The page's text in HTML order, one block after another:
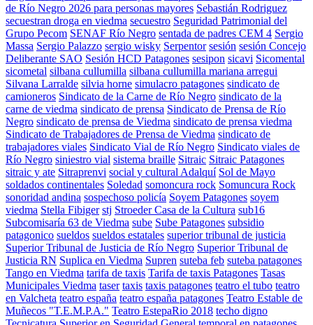
de Río Negro 2026 para personas mayores Sebastián Rodriguez
secuestran droga en viedma secuestro Seguridad Patrimonial del
Grupo Pecom SENAF Río Negro sentada de padres CEM 4 Sergio
Massa Sergio Palazzo sergio wisky Serpentor sesión sesión Concejo
Deliberante SAO Sesión HCD Patagones sesipon sicavi Sicomental
sicometal silbana cullumilla silbana cullumilla mariana arregui
Silvana Larralde silvia horne simulacro patagones sindicato de
camioneros Sindicato de la Carne de Río Negro sindicato de la
carne de viedma sindicato de prensa Sindicato de Prensa de Río
Negro sindicato de prensa de Viedma sindicato de prensa viedma
Sindicato de Trabajadores de Prensa de Viedma sindicato de
trabajadores viales Sindicato Vial de Río Negro Sindicato viales de
Río Negro siniestro vial sistema braille Sitraic Sitraic Patagones
sitraic y ate Sitraprenvi social y cultural Adalquí Sol de Mayo
soldados continentales Soledad somoncura rock Somuncura Rock
sonoridad andina sospechoso policía Soyem Patagones soyem
viedma Stella Fibiger stj Stroeder Casa de la Cultura sub16
Subcomisaría 63 de Viedma sube Sube Patagones subsidio
patagonico sueldos sueldos estatales superior tribunal de justicia
Superior Tribunal de Justicia de Río Negro Superior Tribunal de
Justicia RN Suplica en Viedma Supren suteba feb suteba patagones
Tango en Viedma tarifa de taxis Tarifa de taxis Patagones Tasas
Municipales Viedma taser taxis taxis patagones teatro el tubo teatro
en Valcheta teatro españa teatro españa patagones Teatro Estable de
Muñecos "T.E.M.P.A." Teatro EstepaRio 2018 techo digno